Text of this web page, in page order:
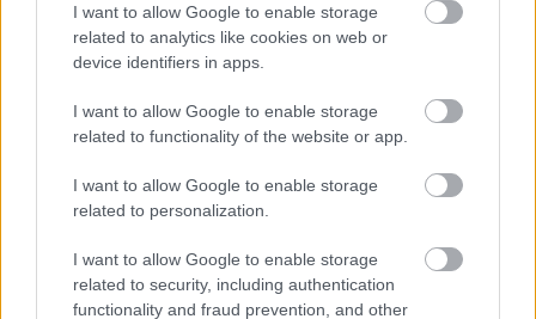
I want to allow Google to enable storage
related to analytics like cookies on web or
device identifiers in apps.
I want to allow Google to enable storage
related to functionality of the website or app.
I want to allow Google to enable storage
related to personalization.
I want to allow Google to enable storage
related to security, including authentication
functionality and fraud prevention, and other
https://garainyh.blog.hu/ ***
http://utmutato.blog.hu ***…
- Csütörtök [2021.09.16.] "Kinyitod
kezedet, és kielégítesz minden
élőlényt kegyelmesen; - idejében
adsz nekik eledelt!"
Andreas •2021. szeptember 16.